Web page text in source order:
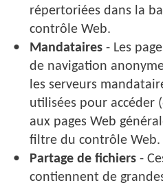
répertoriées dans la
contrôle Web.
Mandataires - Les
de navigation
les serveurs
utilisées pour accéder
aux pages Web
filtre du contrôle Web.
Partage de fichiers -
contiennent de